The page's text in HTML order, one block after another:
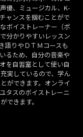
優、ミュージカル、K-
ャンスを掴むことがで
ボイストレーナー（ボ
分かりやすいレッスン
語りやＤＴＭコースも
るため、自分の音楽や
を自習室として使い自
実しているので、学ん
ができます。オンライ
タスのボイストレーニ
できます。